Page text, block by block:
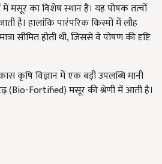
मसूर का विशेष स्थान है। यह पोषक तत्वों
है। हालांकि पारंपरिक किस्मों में लौह
सीमित होती थी, जिससे वे पोषण की दृष्टि
कृषि विज्ञान में एक बड़ी उपलब्धि मानी
(Bio-Fortified) मसूर की श्रेणी में आती है।